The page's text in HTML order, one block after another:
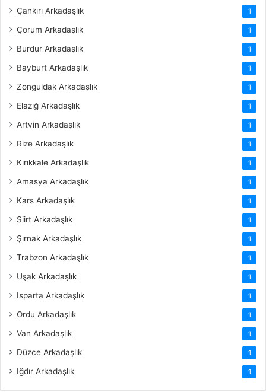
Çankırı Arkadaşlık 1
Çorum Arkadaşlık 1
Burdur Arkadaşlık 1
Bayburt Arkadaşlık 1
Zonguldak Arkadaşlık 1
Elazığ Arkadaşlık 1
Artvin Arkadaşlık 1
Rize Arkadaşlık 1
Kırıkkale Arkadaşlık 1
Amasya Arkadaşlık 1
Kars Arkadaşlık 1
Siirt Arkadaşlık 1
Şırnak Arkadaşlık 1
Trabzon Arkadaşlık 1
Uşak Arkadaşlık 1
Isparta Arkadaşlık 1
Ordu Arkadaşlık 1
Van Arkadaşlık 1
Düzce Arkadaşlık 1
Iğdır Arkadaşlık 1